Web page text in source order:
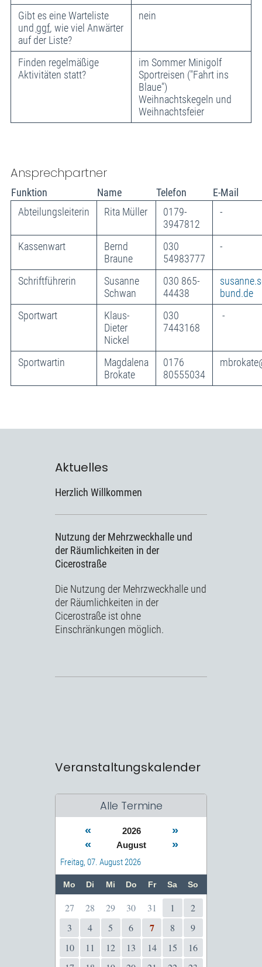
Gibt es eine Warteliste
und ggf. wie viel Anwärter
auf der Liste?
nein
Finden regelmäßige
Aktivitäten statt?
im Sommer Minigolf
Sportreisen ("Fahrt ins
Blaue")
Weihnachtskegeln und
Weihnachtsfeier
Ansprechpartner
Funktion Name Telefon
E-Mail
Abteilungsleiterin
Rita Müller
0179-
3947812
-
Kassenwart
Bernd
Braune
030
54983777
-
Schriftführerin
Susanne
Schwan
030 865-
44438
bund.de
Sportwart
Klaus-
Dieter
Nickel
030
7443168
-
Sportwartin
Magdalena
Brokate
0176
80555034
Aktuelles
Herzlich Willkommen
Nutzung der Mehrzweckhalle und
der Räumlichkeiten in der
Cicerostraße
Die Nutzung der Mehrzweckhalle und
der Räumlichkeiten in der
Cicerostraße ist ohne
Einschränkungen möglich.
Veranstaltungskalender
Alle Termine
« 2026
»
«
August »
Freitag, 07. August 2026
Mo Di Mi Do Fr Sa So
27 28 29 30 31 1
2
3
4 5 6 7 8
9
10
11 12 13 14 15
16